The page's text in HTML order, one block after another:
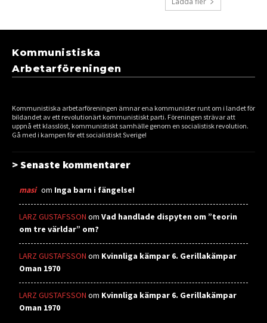
Kommunistiska
Arbetarföreningen
Kommunistiska arbetarföreningen ämnar ena kommunister runt om i landet för
bildandet av ett revolutionärt kommunistiskt parti. Föreningen strävar att
uppnå ett klasslöst, kommunistiskt samhälle genom en socialistisk revolution.
Gå med i kampen för ett socialistiskt Sverige!
> Senaste kommentarer
masi om Inga barn i fängelse!
LARZ GUSTAFSSON om Vad handlade dispyten om ”teorin
om tre världar” om?
LARZ GUSTAFSSON om Kvinnliga kämpar 6. Gerillakämpar
Oman 1970
LARZ GUSTAFSSON om Kvinnliga kämpar 6. Gerillakämpar
Oman 1970